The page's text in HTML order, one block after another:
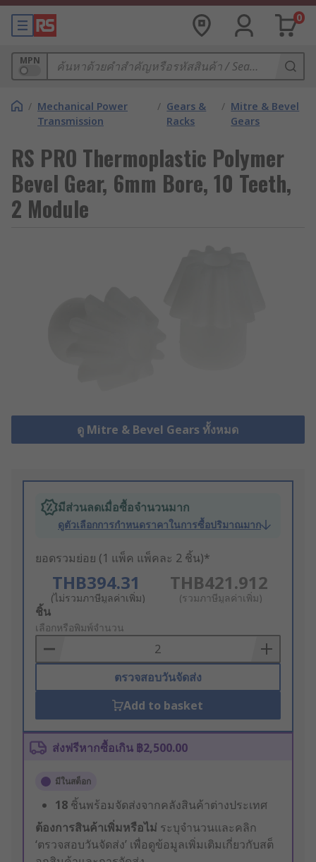
0
MPN
/ Mechanical Power
Transmission
/ Gears &
Racks
/ Mitre & Bevel
Gears
RS PRO Thermoplastic Polymer
Bevel Gear, 6mm Bore, 10 Teeth,
2 Module
ดู Mitre & Bevel Gears ทั้งหมด
มีส่วนลดเมื่อซื้อจำนวนมาก
ดูตัวเลือกการกำหนดราคาในการซื้อปริมาณมาก
ยอดรวมย่อย (1 แพ็ค แพ็คละ 2 ชิ้น)*
THB394.31
(ไม่รวมภาษีมูลค่าเพิ่ม)
THB421.912
(รวมภาษีมูลค่าเพิ่ม)
Add
to
Basket
ชิ้น
เลือกหรือพิมพ์จำนวน
ตรวจสอบวันจัดส่ง
Add to basket
ส่งฟรีหากซื้อเกิน ฿2,500.00
มีในสต็อก
18 ชิ้นพร้อมจัดส่งจากคลังสินค้าต่างประเทศ
ต้องการสินค้าเพิ่มหรือไม่ ระบุจำนวนและคลิก
‘ตรวจสอบวันจัดส่ง’ เพื่อดูข้อมูลเพิ่มเติมเกี่ยวกับสต็